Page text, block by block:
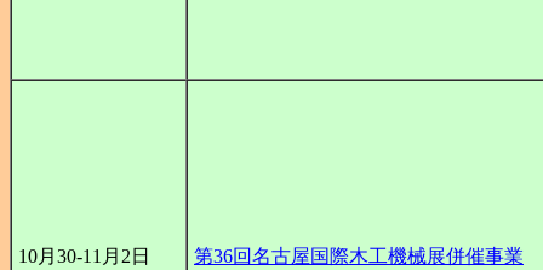
10月30-11月2日 第36回名古屋国際木工機械展併催事業